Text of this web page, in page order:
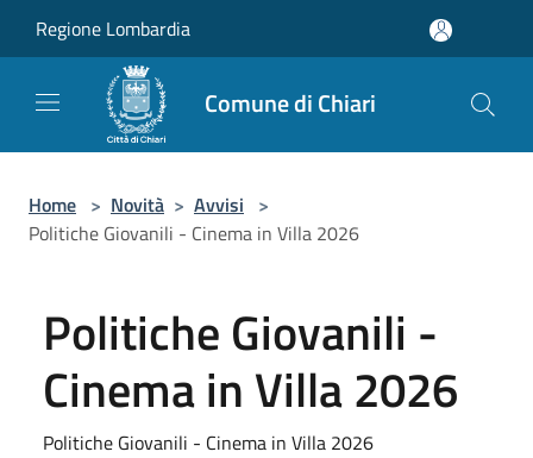
Regione Lombardia
Comune di Chiari
Home > Novità > Avvisi >
Politiche Giovanili - Cinema in Villa 2026
Politiche Giovanili -
Cinema in Villa 2026
Politiche Giovanili - Cinema in Villa 2026